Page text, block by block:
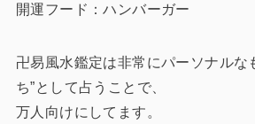
開運フード：ハンバーガー
卍易風水鑑定は非常にパーソナルな
ち”として占うことで、
万人向けにしてます。